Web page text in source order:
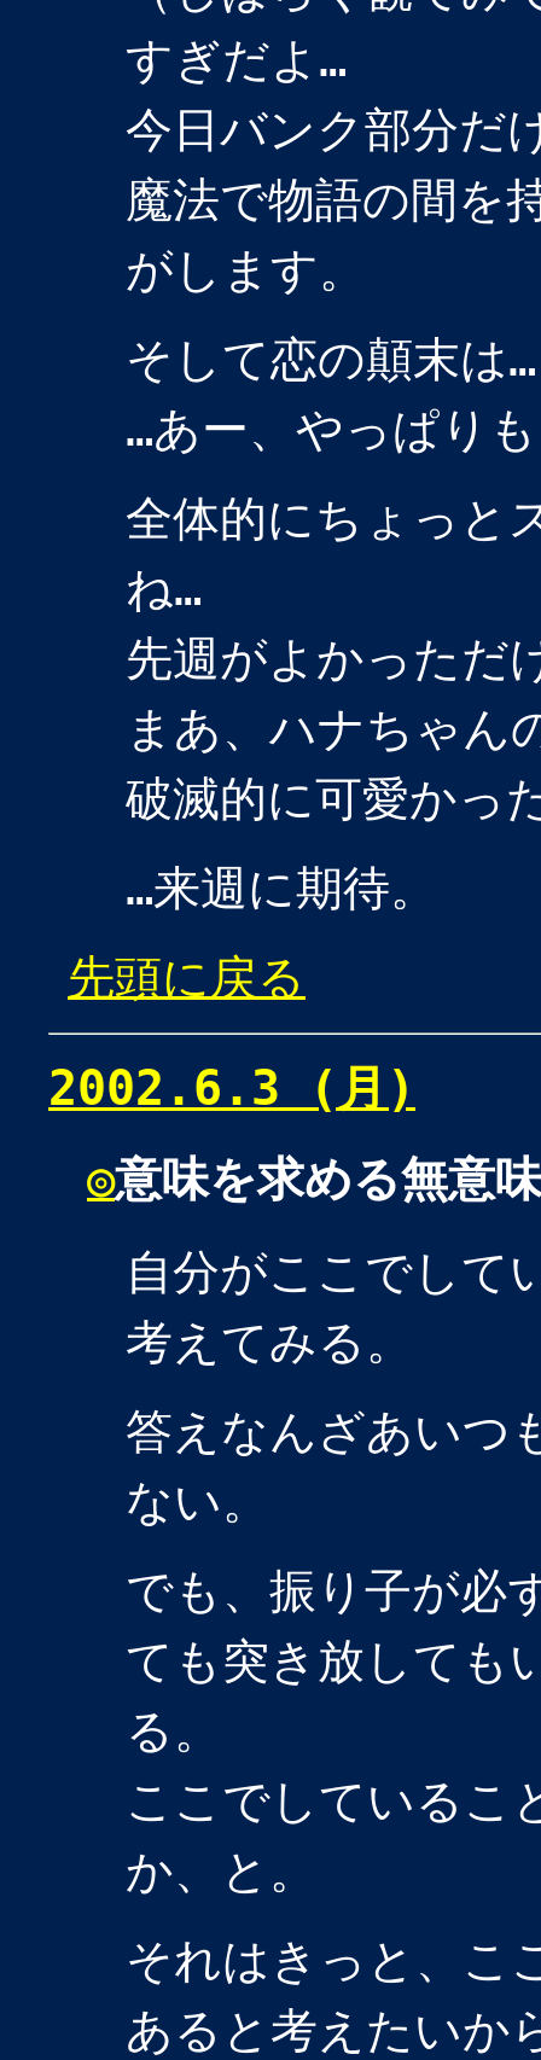
すぎだよ…
今日バンク部分だ
魔法で物語の間を
がします。
そして恋の顛末は…
…あー、やっぱり
全体的にちょっと
ね…
先週がよかっただ
まあ、ハナちゃん
破滅的に可愛かっ
…来週に期待。
先頭に戻る
2002.6.3 (月)
◎意味を求める無意味
自分がここでして
考えてみる。
答えなんざあいつ
ない。
でも、振り子が必
ても突き放しても
る。
ここでしているこ
か、と。
それはきっと、こ
あると考えたいか